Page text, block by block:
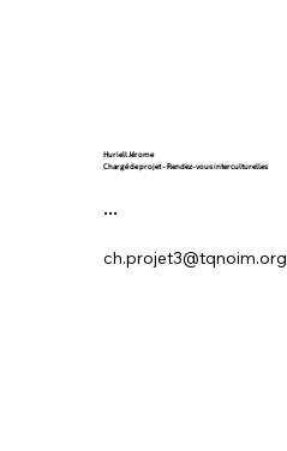
Huriell Jérome
Chargé de projet - Rendez-vous interculturelles
...
ch.projet3@tqnoim.org